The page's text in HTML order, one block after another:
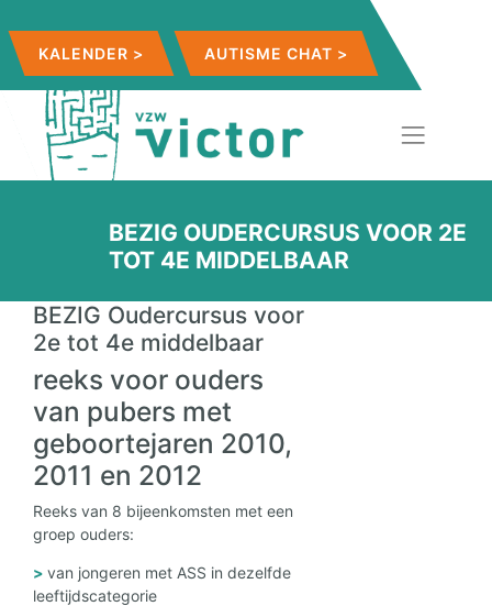
KALENDER > AUTISME CHAT >
BEZIG OUDERCURSUS VOOR 2E
TOT 4E MIDDELBAAR
BEZIG Oudercursus voor
2e tot 4e middelbaar
reeks voor ouders
van pubers met
geboortejaren 2010,
2011 en 2012
Reeks van 8 bijeenkomsten met een
groep ouders:
van jongeren met ASS in dezelfde
leeftijdscategorie